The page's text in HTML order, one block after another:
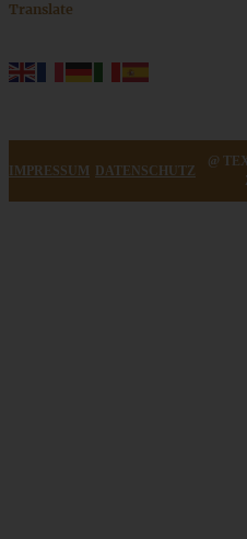
Translate
IMPRESSUM DATENSCHUTZ
@